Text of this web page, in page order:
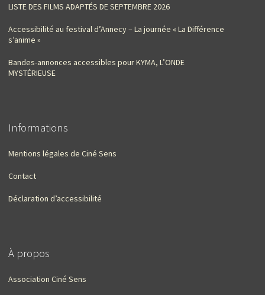
LISTE DES FILMS ADAPTÉS DE SEPTEMBRE 2026
Accessibilité au festival d’Annecy – La journée « La Différence
s’anime »
Bandes-annonces accessibles pour KYMA, L’ONDE
MYSTÉRIEUSE
Informations
Mentions légales de Ciné Sens
Contact
Déclaration d’accessibilité
À propos
Association Ciné Sens